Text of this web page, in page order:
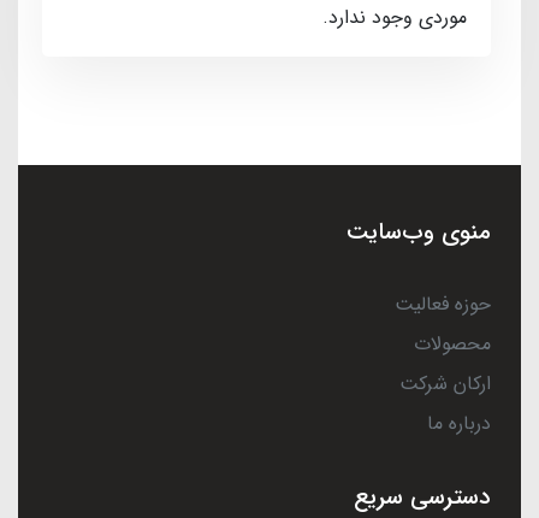
موردی وجود ندارد.
منوی وب‌سایت
حوزه فعالیت
محصولات
ارکان شرکت
درباره ما
دسترسی سریع